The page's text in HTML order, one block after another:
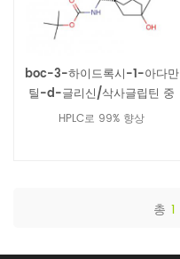
boc-3-하이드록시-1-아다만
틸-d-글리신/삭사글립틴 중
간체 361442-00-4
HPLC로 99% 향상
총 1